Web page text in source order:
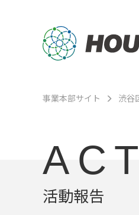
事業本部サイト 渋谷
活動報告